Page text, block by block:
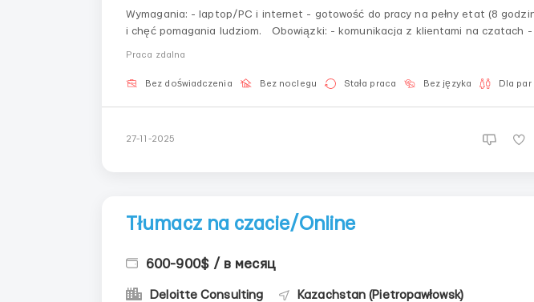
Wymagania: - laptop/PC i internet - gotowość do pracy na pełny etat (8
i chęć pomagania ludziom. Obowiązki: - komunikacja z klientami na czatach
Praca zdalna
Bez doświadczenia Bez noclegu Stała praca Bez języka Dla par
27-11-2025
Tłumacz na czacie/Online
600-900$ / в месяц
Deloitte Consulting Kazachstan (Pietropawłowsk)